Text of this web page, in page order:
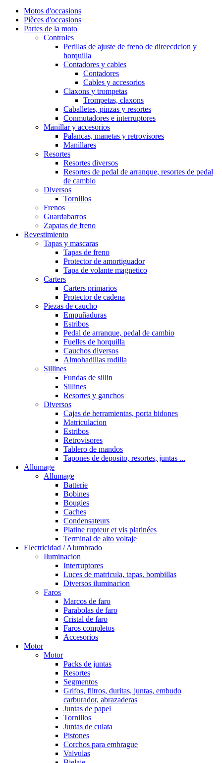
Motos d'occasions
Pièces d'occasions
Partes de la moto
Controles
Perillas de ajuste de freno de direecdcion y
horquilla
Contadores y cables
Contadores
Cables y accesorios
Claxons y trompetas
Trompetas, claxons
Caballetes, pinzas y resortes
Conmutadores e interruptores
Manillar y accesorios
Palancas, manetas y retrovisores
Manillares
Resortes
Resortes diversos
Resortes de pedal de arranque, resortes de pedal
de cambio
Diversos
Tornillos
Frenos
Guardabarros
Zapatas de freno
Revestimiento
Tapas y mascaras
Tapas de freno
Protector de amortiguador
Tapa de volante magnetico
Carters
Carters primarios
Protector de cadena
Piezas de caucho
Empuñaduras
Estribos
Pedal de arranque, pedal de cambio
Fuelles de horquilla
Cauchos diversos
Almohadillas rodilla
Sillines
Fundas de sillin
Sillines
Resortes y ganchos
Diversos
Cajas de herramientas, porta bidones
Matriculacion
Estribos
Retrovisores
Tablero de mandos
Tapones de deposito, resortes, juntas ...
Allumage
Allumage
Batterie
Bobines
Bougies
Caches
Condensateurs
Platine rupteur et vis platinées
Terminal de alto voltaje
Electricidad / Alumbrado
Iluminacion
Interruptores
Luces de matricula, tapas, bombillas
Diversos iluminacion
Faros
Marcos de faro
Parabolas de faro
Cristal de faro
Faros completos
Accesorios
Motor
Motor
Packs de juntas
Resortes
Segmentos
Grifos, filtros, duritas, juntas, embudo
carburador, abrazaderas
Juntas de papel
Tornillos
Juntas de culata
Pistones
Corchos para embrague
Valvulas